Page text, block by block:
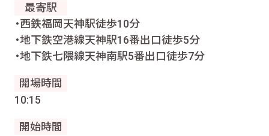
最寄駅
・西鉄福岡天神駅徒歩10分
・地下鉄空港線天神駅16番出口徒歩5分
・地下鉄七隈線天神南駅5番出口徒歩7分
開場時間
10:15
開始時間